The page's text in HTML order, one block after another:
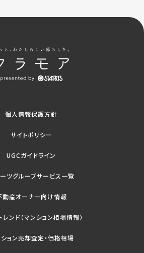
個人情報保護方針
サイトポリシー
UGCガイドライン
ツグループサービス一覧
動産オーナー向け情報
レンド（マンション相場情報）
ョン売却査定・価格相場